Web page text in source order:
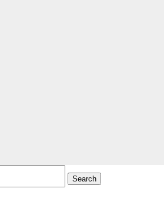
Search